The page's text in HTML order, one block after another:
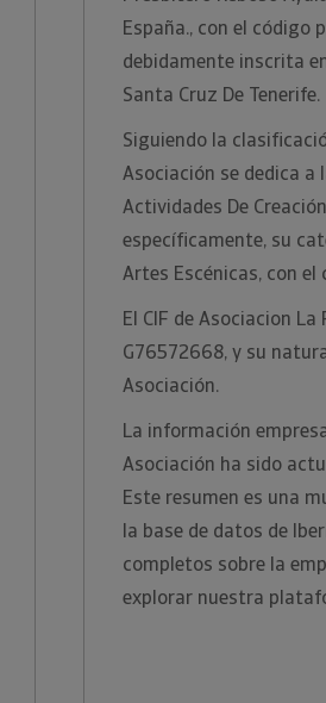
España., con el código
debidamente inscrita
Santa Cruz De Tenerife.
Siguiendo la
Asociación se dedica
Actividades De
específicamente, su
Artes Escénicas, con
El CIF de Asociacion
G76572668, y su
Asociación.
La información
Asociación ha sido
Este resumen es una
la base de datos de
completos sobre la
explorar nuestra